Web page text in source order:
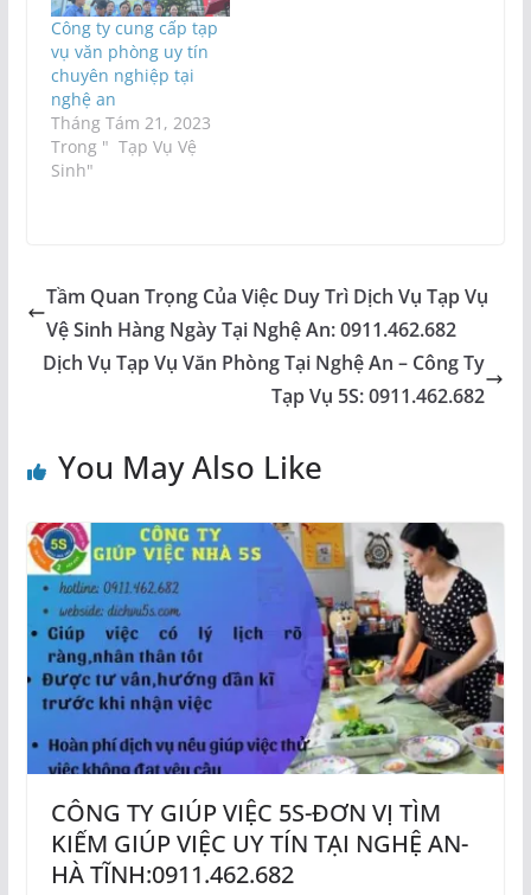
Công ty cung cấp tạp
vụ văn phòng uy tín
chuyên nghiệp tại
nghệ an
Tháng Tám 21, 2023
Trong " Tạp Vụ Vệ
Sinh"
Tầm Quan Trọng Của Việc Duy Trì Dịch Vụ Tạp Vụ
Vệ Sinh Hàng Ngày Tại Nghệ An: 0911.462.682
Dịch Vụ Tạp Vụ Văn Phòng Tại Nghệ An – Công Ty
Tạp Vụ 5S: 0911.462.682
You May Also Like
CÔNG TY GIÚP VIỆC 5S-ĐƠN VỊ TÌM
KIẾM GIÚP VIỆC UY TÍN TẠI NGHỆ AN-
HÀ TĨNH:0911.462.682